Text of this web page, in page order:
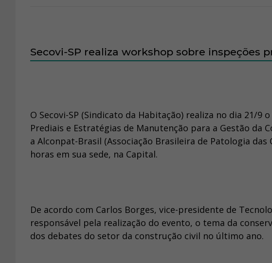
Secovi-SP realiza workshop sobre inspeções
O Secovi-SP (Sindicato da Habitação) realiza no dia 21/9
Prediais e Estratégias de Manutenção para a Gestão da
a Alconpat-Brasil (Associação Brasileira de Patologia das
horas em sua sede, na Capital.
De acordo com Carlos Borges, vice-presidente de
responsável pela realização do evento, o tema da
dos debates do setor da construção civil no último ano.